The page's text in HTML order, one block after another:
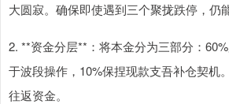
大圆寂。确保即使遇到三个聚拢跌停，仍
2. **资金分层**：将本金分为三部分：
于波段操作，10%保捏现款支吾补仓契机
往返资金。